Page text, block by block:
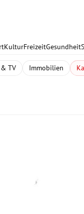
KulturFreizeitGesundheit
TV Immobilien